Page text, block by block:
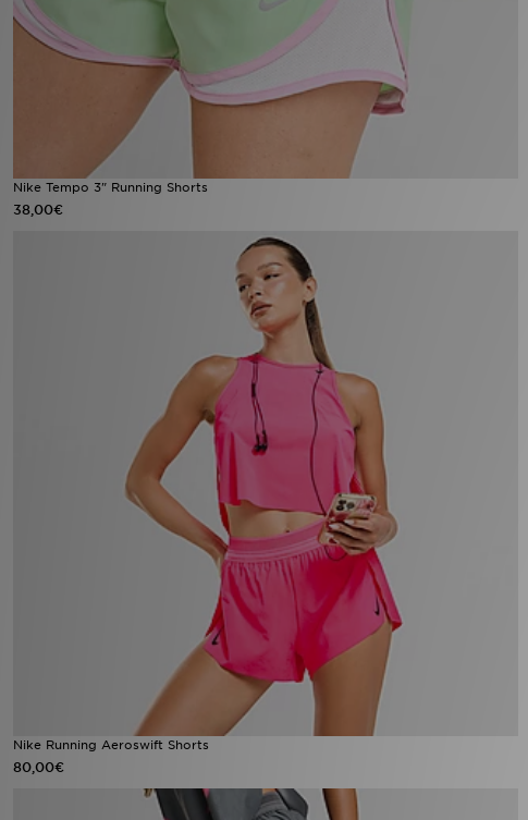
Nike Tempo 3" Running Shorts
38,00€
Nike Running Aeroswift Shorts
80,00€